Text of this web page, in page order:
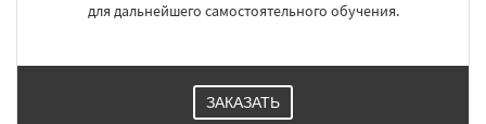
для дальнейшего самостоятельного обучения.
ЗАКАЗАТЬ